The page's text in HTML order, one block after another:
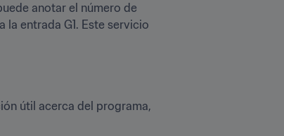
anotar el número de
entrada G1. Este servicio
útil acerca del programa,